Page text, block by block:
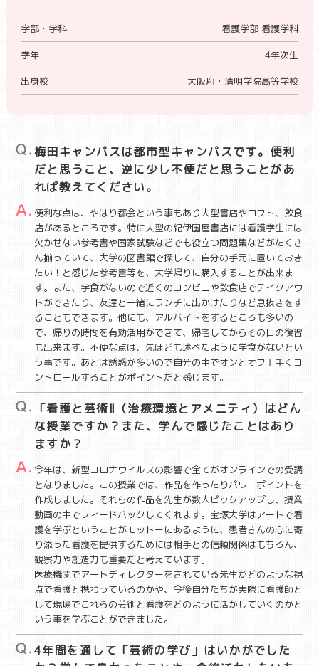
学部・学科 看護学部 看護学科
学年 4年次生
出身校 大阪府・清明学院高等学校
梅田キャンパスは都市型キャンパスです。便利
だと思うこと、逆に少し不便だと思うことがあ
れば教えてください。
便利な点は、やはり都会という事もあり大型書店やロフト、飲食
店があるところです。特に大型の紀伊国屋書店には看護学生には
欠かせない参考書や国家試験などでも役立つ問題集などがたくさ
ん揃っていて、大学の図書館で探して、自分の手元に置いておき
たい！と感じた参考書等を、大学帰りに購入することが出来ま
す。また、学食がないので近くのコンビニや飲食店でテイクアウ
トができたり、友達と一緒にランチに出かけたりなど息抜きをす
ることもできます。他にも、アルバイトをするところも多いの
で、帰りの時間を有効活用ができて、帰宅してからその日の復習
も出来ます。不便な点は、先ほども述べたように学食がないとい
う事です。あとは誘惑が多いので自分の中でオンとオフ上手くコ
ントロールすることがポイントだと感じます。
「看護と芸術Ⅱ（治療環境とアメニティ）はどん
な授業ですか？また、学んで感じたことはあり
ますか？
今年は、新型コロナウイルスの影響で全てがオンラインでの受講
となりました。この授業では、作品を作ったりパワーポイントを
作成しました。それらの作品を先生が数人ピックアップし、授業
動画の中でフィードバックしてくれます。宝塚大学はアートで看
護を学ぶということがモットーにあるように、患者さんの心に寄
り添った看護を提供するためには相手との信頼関係はもちろん、
観察力や創造力も重要だと考えています。
医療機関でアートディレクターをされている先生がどのような視
点で看護と携わっているのかや、今後自分たちが実際に看護師と
して現場でこれらの芸術と看護をどのように活かしていくのかと
いう事を学ぶことができました。
4年間を通して「芸術の学び」はいかがでした